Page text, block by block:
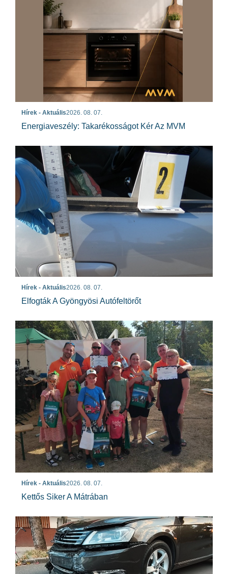
Hírek - Aktuális2026. 08. 07.
Energiaveszély: Takarékosságot Kér Az MVM
Hírek - Aktuális2026. 08. 07.
Elfogták A Gyöngyösi Autófeltörőt
Hírek - Aktuális2026. 08. 07.
Kettős Siker A Mátrában